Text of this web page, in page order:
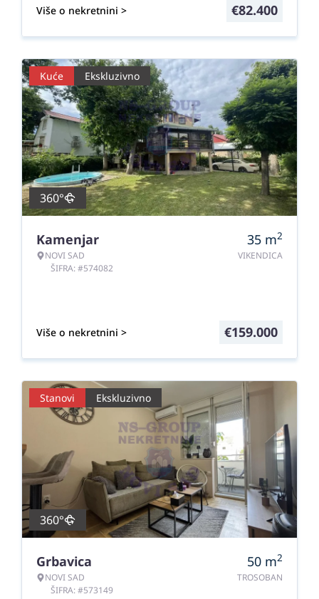
Više o nekretnini > €82.400
Kuće Ekskluzivno
360°
Kamenjar
NOVI SAD
ŠIFRA: #574082
35 m2
VIKENDICA
Više o nekretnini > €159.000
Stanovi Ekskluzivno
360°
Grbavica
NOVI SAD
ŠIFRA: #573149
50 m2
TROSOBAN